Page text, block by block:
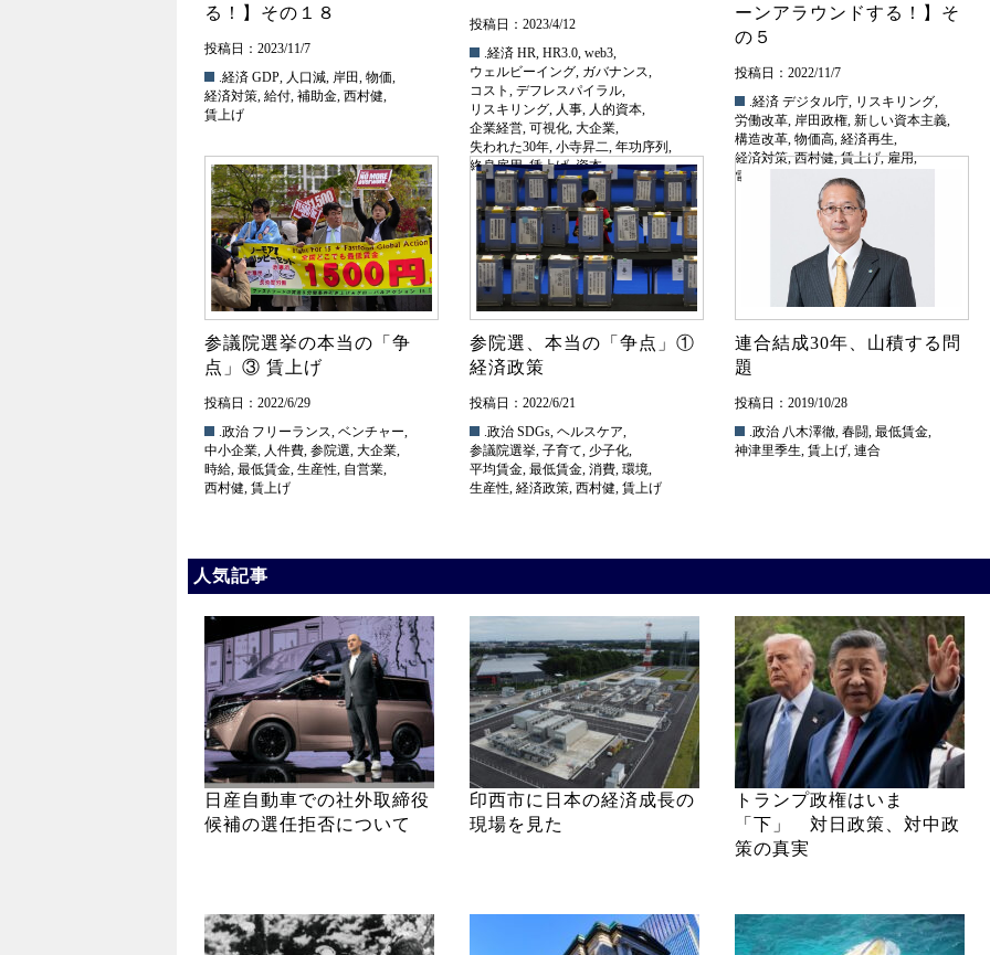
る！】その１８
投稿日：2023/11/7
.経済 GDP, 人口減, 岸田, 物価,
経済対策, 給付, 補助金, 西村健,
賃上げ
投稿日：2023/4/12
.経済 HR, HR3.0, web3,
ウェルビーイング, ガバナンス,
コスト , デフレスパイラル,
リスキリング, 人事, 人的資本,
企業経営, 可視化, 大企業,
失われた30年, 小寺昇二, 年功序列 ,
終身雇用,賃上げ,資本
ーンアラウンドする！】そ
の５
投稿日：2022/11/7
.経済 デジタル庁, リスキリング,
労働改革, 岸田政権, 新しい資本主義,
構造改革, 物価高, 経済再生,
経済対策,西村健,賃上げ,雇用,
電気料金
参議院選挙の本当の「争
点」③ 賃上げ
投稿日：2022/6/29
.政治 フリーランス, ベンチャー,
中小企業, 人件費, 参院選, 大企業,
時給, 最低賃金, 生産性, 自営業,
西村健, 賃上げ
参院選、本当の「争点」①
経済政策
投稿日：2022/6/21
.政治 SDGs, ヘルスケア,
参議院選挙, 子育て, 少子化,
平均賃金, 最低賃金, 消費, 環境,
生産性, 経済政策, 西村健, 賃上げ
連合結成30年、山積する問
題
投稿日：2019/10/28
.政治 八木澤徹, 春闘, 最低賃金,
神津里季生, 賃上げ, 連合
人気記事
日産自動車での社外取締役
候補の選任拒否について
印西市に日本の経済成長の
現場を見た
トランプ政権はいま
「下」 対日政策、対中政
策の真実